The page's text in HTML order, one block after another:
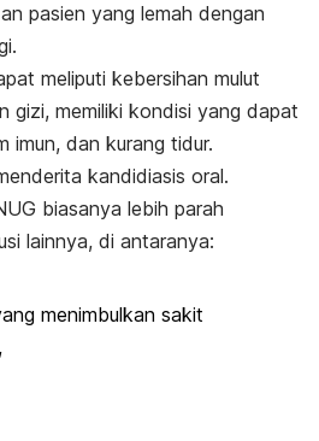
pasien yang lemah dengan
meliputi kebersihan mulut
gizi, memiliki kondisi yang dapat
imun, dan kurang tidur.
kandidiasis oral.
biasanya lebih parah
lainnya, di antaranya:
menimbulkan sakit